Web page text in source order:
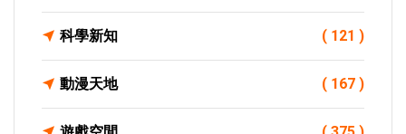
科學新知 ( 121 )
動漫天地 ( 167 )